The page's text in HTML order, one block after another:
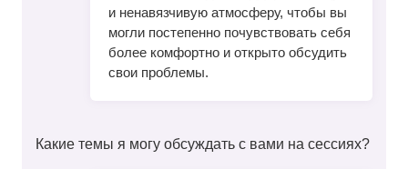
и ненавязчивую атмосферу, чтобы вы
могли постепенно почувствовать себя
более комфортно и открыто обсудить
свои проблемы.
Какие темы я могу обсуждать с вами на сессиях?